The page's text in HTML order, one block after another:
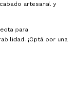
artesanal y
para
¡Optá por una